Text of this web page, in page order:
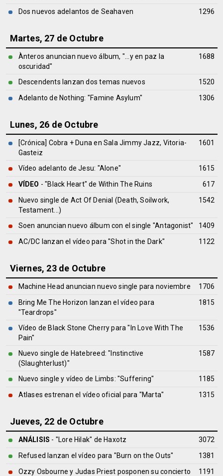
Dos nuevos adelantos de Seahaven
1296
Martes, 27 de Octubre
Ànteros anuncian nuevo álbum, "...y en paz la
oscuridad"
1688
Descendents lanzan dos temas nuevos
1520
Adelanto de Nothing: "Famine Asylum"
1306
Lunes, 26 de Octubre
[Crónica] Cobra + Duna en Sala Jimmy Jazz, Vitoria-
Gasteiz
1601
Vídeo adelanto de Jesu: "Alone"
1615
VÍDEO - "Black Heart" de Within The Ruins
617
Nuevo single de Act Of Denial (Death, Soilwork,
Testament...)
1542
Soen anuncian nuevo álbum con el single "Antagonist"
1409
AC/DC lanzan el vídeo para "Shot in the Dark"
1122
Viernes, 23 de Octubre
Machine Head anuncian nuevo single para noviembre
1706
Bring Me The Horizon lanzan el vídeo para
"Teardrops"
1815
Vídeo de Black Stone Cherry para "In Love With The
Pain"
1536
Nuevo single de Hatebreed: "Instinctive
(Slaughterlust)"
1587
Nuevo single y vídeo de Limbs: "Suffering"
1185
Atlases estrenan el vídeo oficial para "Marta"
1315
Jueves, 22 de Octubre
ANÁLISIS - "Lore Hilak" de Haxotz
3072
Refused lanzan el vídeo para "Burn on the Outs"
1381
Ozzy Osbourne y Judas Priest posponen su concierto
1191